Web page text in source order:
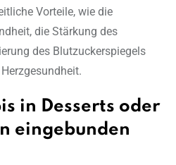
Vorteile, wie die
die Stärkung des
des Blutzuckerspiegels
in Desserts oder
eingebunden